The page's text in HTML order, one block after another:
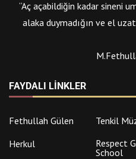
“Aç açabildiğin kadar sineni
alaka duymadığın ve el
FAYDALI LINKLER
Fethullah Gülen Tenkil
Herkul
Respect
School